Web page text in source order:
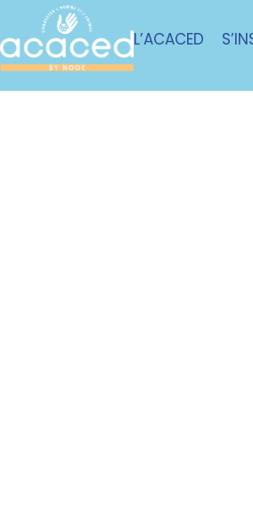
L’ACACED